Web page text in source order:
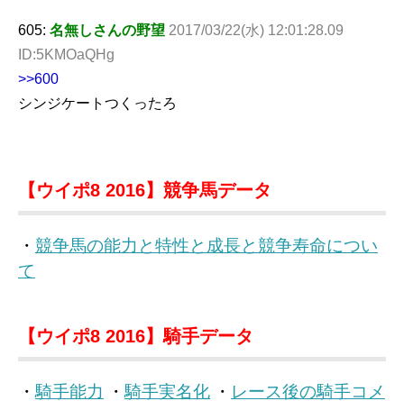
605: 名無しさんの野望 2017/03/22(水) 12:01:28.09
ID:5KMOaQHg
>>600
シンジケートつくったろ
【ウイポ8 2016】競争馬データ
・ 競争馬の能力と特性と成長と競争寿命につい
て
【ウイポ8 2016】騎手データ
・ 騎手能力 ・ 騎手実名化 ・ レース後の騎手コメ